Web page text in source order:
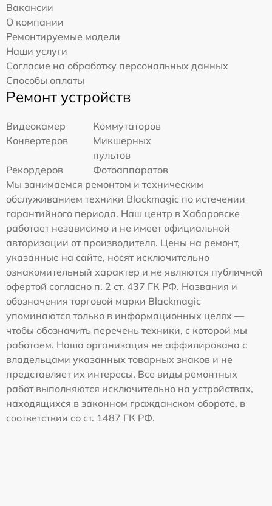
Вакансии
О компании
Ремонтируемые модели
Наши услуги
Согласие на обработку персональных данных
Способы оплаты
Ремонт устройств
Видеокамер
Коммутаторов
Конвертеров
Микшерных
пультов
Рекордеров
Фотоаппаратов
Мы занимаемся ремонтом и техническим
обслуживанием техники Blackmagic по истечении
гарантийного периода. Наш центр в Хабаровске
работает независимо и не имеет официальной
авторизации от производителя. Цены на ремонт,
указанные на сайте, носят исключительно
ознакомительный характер и не являются публичной
офертой согласно п. 2 ст. 437 ГК РФ. Названия и
обозначения торговой марки Blackmagic
упоминаются только в информационных целях —
чтобы обозначить перечень техники, с которой мы
работаем. Наша организация не аффилирована с
владельцами указанных товарных знаков и не
представляет их интересы. Все виды ремонтных
работ выполняются исключительно на устройствах,
находящихся в законном гражданском обороте, в
соответствии со ст. 1487 ГК РФ.